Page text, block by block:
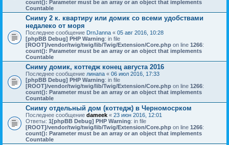
count(): Parameter must be an array or an object that implements
Countable
Сниму 2 к. квартиру или домик со всеми удобствами
недалеко от моря
Последнее сообщение DrnJanna « 05 авг 2016, 10:28
[phpBB Debug] PHP Warning: in file
[ROOT]/vendor/twig/twig/lib/Twig/Extension/Core.php on line 1266:
count(): Parameter must be an array or an object that implements
Countable
Сниму домик, коттедж конец августа 2016
Последнее сообщение линапа « 06 июл 2016, 17:33
[phpBB Debug] PHP Warning: in file
[ROOT]/vendor/twig/twig/lib/Twig/Extension/Core.php on line 1266:
count(): Parameter must be an array or an object that implements
Countable
Сниму отдельный дом (коттедж) в Черномосрком
Последнее сообщение dameek « 23 июн 2016, 12:01
Ответы: 1[phpBB Debug] PHP Warning: in file
[ROOT]/vendor/twig/twig/lib/Twig/Extension/Core.php on line 1266:
count(): Parameter must be an array or an object that implements
Countable